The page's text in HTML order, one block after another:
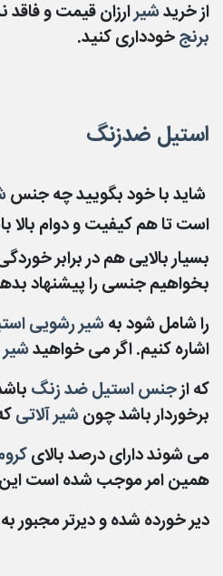
ازخریدشیرارزان قیمت و فاقد
برنجخودداری کنید.
استیل ضدزنگ
شاید با خود بگویید چه جنس
است تا هم کیفیت و دوام بالا
بسیار بالایی هم در برابر
بخواهیم جنسی را پیشنهاد
راشامل شود بهشیر رشویی
اشاره کنیم. اگر می خواهید
کهازجنس استیل ضد زنگ
برخوردار باشد چونشیر آلاتی
می شونددارای درصد بالای
همین امر موجب شده است این
دیر خورده شدهو دیرتر مجبور